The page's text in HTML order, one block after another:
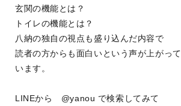
玄関の機能とは？
トイレの機能とは？
八納の独自の視点も盛り込んだ内容で
読者の方からも面白いという声が上がって
います。
LINEから @yanou で検索してみて